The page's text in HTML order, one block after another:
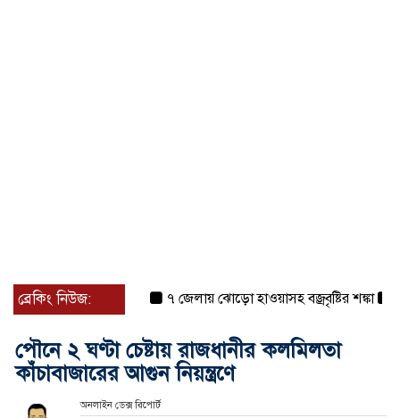
ব্রেকিং নিউজ: ৭ জেলায় ঝোড়ো হাওয়াসহ বজ্রবৃষ্টির শঙ্কা বগুড়া
পৌনে ২ ঘণ্টা চেষ্টায় রাজধানীর কলমিলতা
কাঁচাবাজারের আগুন নিয়ন্ত্রণে
অনলাইন ডেক্স রিপোর্ট